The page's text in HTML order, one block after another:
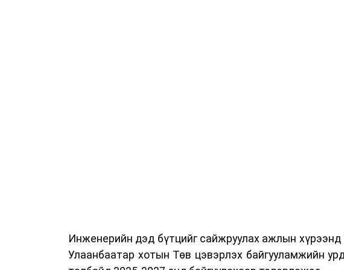
Уг сургалт нь COP17-ын үеэр зочид,
шуурхай, зохион байгуулалттай явуулах,
Инженерийн дэд бүтцийг сайжруулах ажлын хүрээнд
Улаанбаатар хотын Төв цэвэрлэх байгууламжийн